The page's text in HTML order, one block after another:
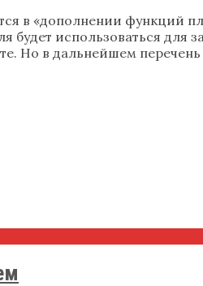
в «дополнении
будет использоваться
Но в дальнейшем